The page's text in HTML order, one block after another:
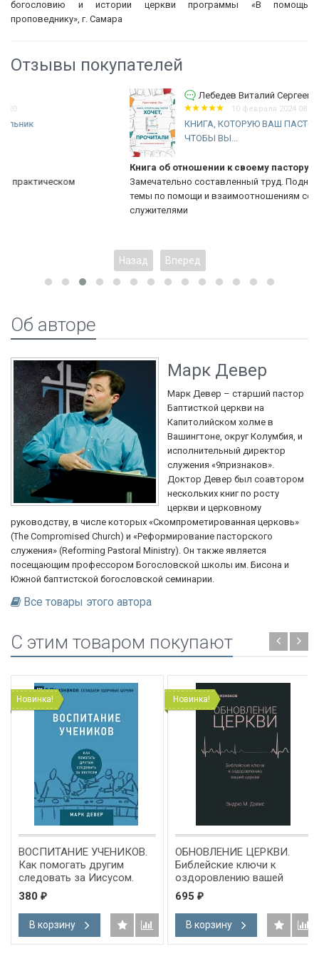
богословию и исто­рии церкви программы «В помощь
проповеднику», г. Самара
Отзывы покупателей
Лебедев Виталий Сергеевич
10 февраля 2024 08:46
КНИГА, КОТОРУЮ ВАШ ПАСТОР ХОЧЕТ,
ЧТОБЫ ВЫ...
Книга об отношении к своему пастору
Замечательно составленный труд. Поднимает актуальные
темы по помощи и взаимоотношениям со старшими
Назад Вперед
Об авторе
Марк Девер
Марк Девер – старший пастор
Баптисткой церкви на
Капитолийском холме в
Вашингтоне, округ Колумбия, и
исполнительный директор
служения «9признаков».
Доктор Девер был соавтором
нескольких книг по росту
церкви и церковному
руководству, в числе которых «Скомпрометированная церковь»
(The Compromised Church) и «Реформирование пасторского
служения» (Reforming Pastoral Ministry). Он также является
посещающим профессором Богословской школы им. Бисона и
Южной баптистской богословской семинарии.
Все товары этого автора
C этим товаром покупают
Новинка!
ВОСПИТАНИЕ УЧЕНИКОВ.
Как помогать другим
следовать за Иисусом.
Марк Девер /СЕРИЯ
Созидаем здоровые
церкви/
380 ₽
В корзину
Новинка!
ОБНОВЛЕНИЕ ЦЕРКВИ.
Библейские ключи к
оздоровлению вашей
церкви. Эндрю Девис
695 ₽
В корзину